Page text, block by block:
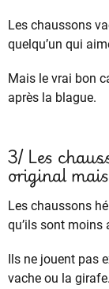
Les chaussons
quelqu’un qui
Mais le vrai bon
après la blague.
3/ Les
original
Les chaussons
qu’ils sont moins
Ils ne jouent pas
vache ou la